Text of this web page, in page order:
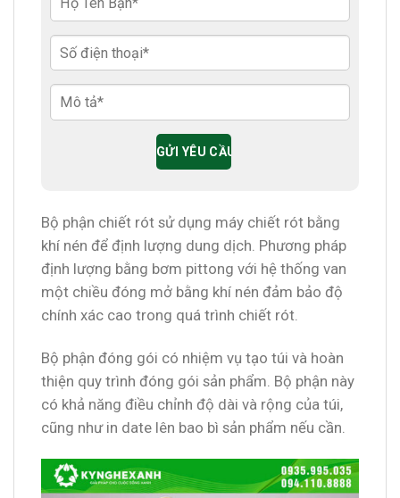
Bộ phận chiết rót sử dụng máy chiết rót bằng
khí nén để định lượng dung dịch. Phương pháp
định lượng bằng bơm pittong với hệ thống van
một chiều đóng mở bằng khí nén đảm bảo độ
chính xác cao trong quá trình chiết rót.
Bộ phận đóng gói có nhiệm vụ tạo túi và hoàn
thiện quy trình đóng gói sản phẩm. Bộ phận này
có khả năng điều chỉnh độ dài và rộng của túi,
cũng như in date lên bao bì sản phẩm nếu cần.